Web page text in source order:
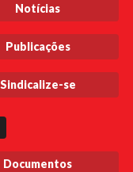
Notícias
Publicações
Sindicalize-se
Documentos